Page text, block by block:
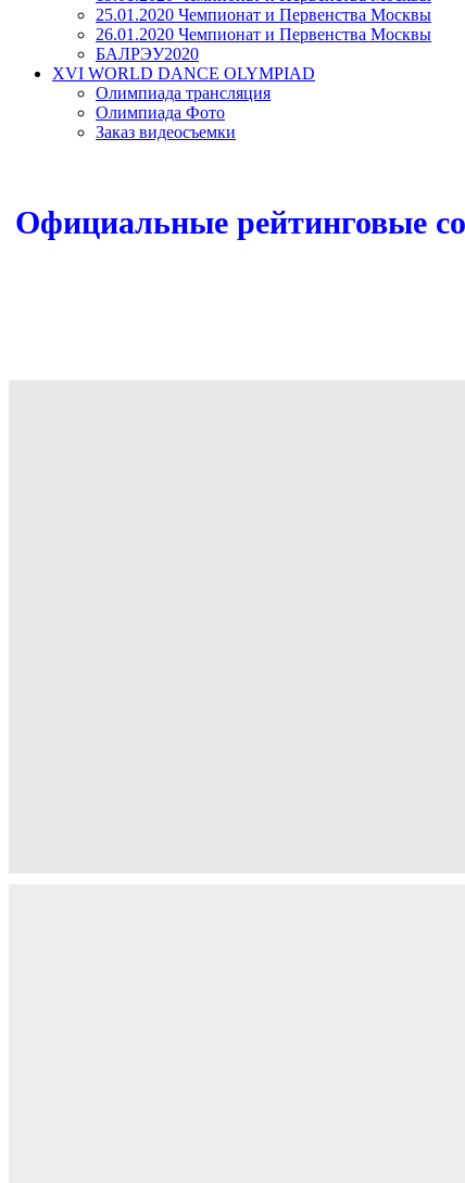
25.01.2020 Чемпионат и Первенства Москвы
26.01.2020 Чемпионат и Первенства Москвы
БАЛРЭУ2020
XVI WORLD DANCE OLYMPIAD
Олимпиада трансляция
Олимпиада Фото
Заказ видеосъемки
Официальные рейтинговые